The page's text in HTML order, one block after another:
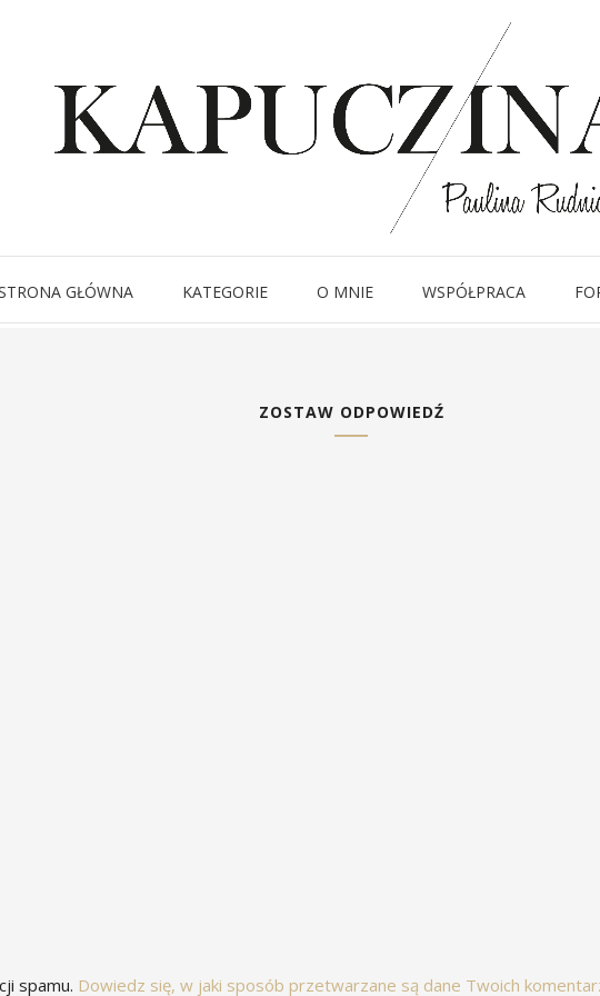
GŁÓWNA KATEGORIE O MNIE WSPÓŁPRACA
ZOSTAW ODPOWIEDŹ
spamu. Dowiedz się, w jaki sposób przetwarzane są dane Twoich